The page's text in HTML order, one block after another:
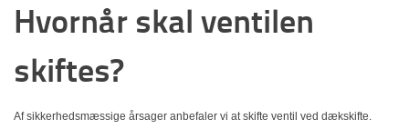
Hvornår skal ventilen
skiftes?
Af sikkerhedsmæssige årsager anbefaler vi at skifte ventil ved dækskifte.